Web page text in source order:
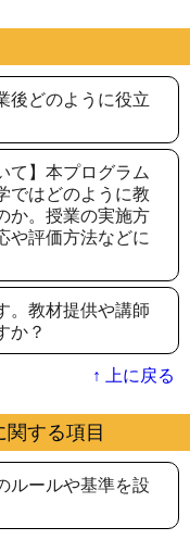
後どのように役立
て】本プログラム
ではどのように教
か。授業の実施方
や評価方法などに
。教材提供や講師
か？
↑ 上に戻る
する項目
ルールや基準を設